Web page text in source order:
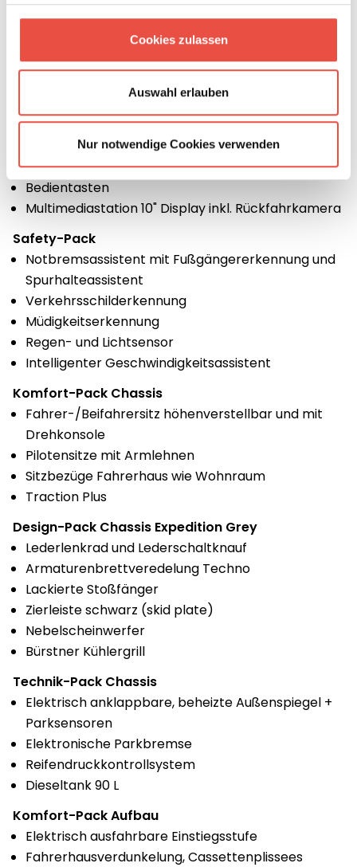
Cookies zulassen
Auswahl erlauben
Nur notwendige Cookies verwenden
Citroën Jumper 2,2 Blue HDI - 140 PS -
Halbdinette mit Gurtgestell & Isofix
Alufelgen 16 Zoll Bi-Color
Papillon Expedition Grey
Multimedia-Pack
Radiovorbereitung
Bedientasten
Multimediastation 10" Display inkl. Rückfahrkamera
Safety-Pack
Notbremsassistent mit Fußgängererkennung und
Spurhalteassistent
Verkehrsschilderkennung
Müdigkeitserkennung
Regen- und Lichtsensor
Intelligenter Geschwindigkeitsassistent
Komfort-Pack Chassis
Fahrer-/Beifahrersitz höhenverstellbar und mit
Drehkonsole
Pilotensitze mit Armlehnen
Sitzbezüge Fahrerhaus wie Wohnraum
Traction Plus
Design-Pack Chassis Expedition Grey
Lederlenkrad und Lederschaltknauf
Armaturenbrettveredelung Techno
Lackierte Stoßfänger
Zierleiste schwarz (skid plate)
Nebelscheinwerfer
Bürstner Kühlergrill
Technik-Pack Chassis
Elektrisch anklappbare, beheizte Außenspiegel +
Parksensoren
Elektronische Parkbremse
Reifendruckkontrollsystem
Dieseltank 90 L
Komfort-Pack Aufbau
Elektrisch ausfahrbare Einstiegsstufe
Fahrerhausverdunkelung, Cassettenplissees